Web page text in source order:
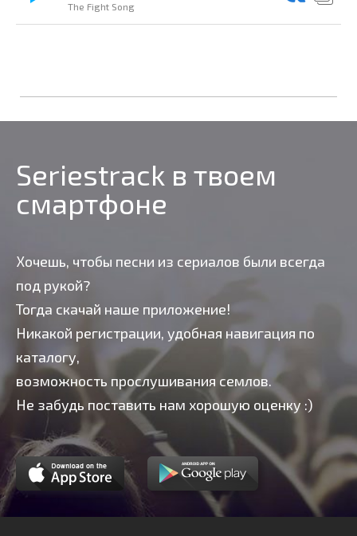
The Fight Song
Seriestrack в твоем
смартфоне
Хочешь, чтобы песни из сериалов были всегда
под рукой?
Тогда скачай наше приложение!
Никакой регистрации, удобная навигация по
каталогу,
возможность прослушивания семлов.
Не забудь поставить нам хорошую оценку :)